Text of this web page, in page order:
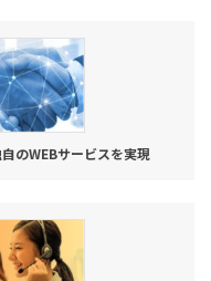
のWEBサービスを実現